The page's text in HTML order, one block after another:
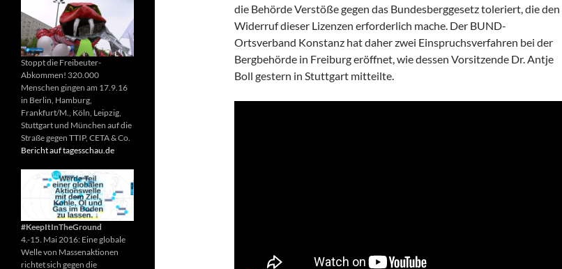
die Behörde Verstöße gegen das Bundesberggesetz toleriert, die den
Widerruf dieser Lizenzen erforderlich mache. Der BUND-
Ortsverband Konstanz hat daher zwei Einspruchsverfahren bei der
Bergbehörde in Freiburg eröffnet, wie dessen Vorsitzende Dr. Antje
Boll gestern in Stuttgart mitteilte.
Stoppt die Freibeuter-
Abkommen! 320.000
Menschen gingen am 17.9.16
in Berlin, Hamburg,
Frankfurt/M., Köln, Leipzig,
Stuttgart und München auf die
Straße gegen TTIP, CETA & Co.
Bericht auf tagesschau.de
#KeepItInTheGround
4.-15. Mai 2016: Eine globale
Welle von Massenaktionen
richtet sich gegen die